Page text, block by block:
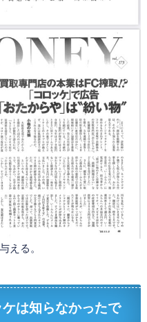
える。
は知らなかったで